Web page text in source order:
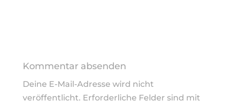
Kommentar absenden
Deine E-Mail-Adresse wird nicht
veröffentlicht. Erforderliche Felder sind mit